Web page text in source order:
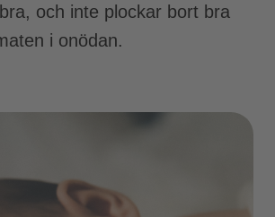
och inte plockar bort bra
i onödan.